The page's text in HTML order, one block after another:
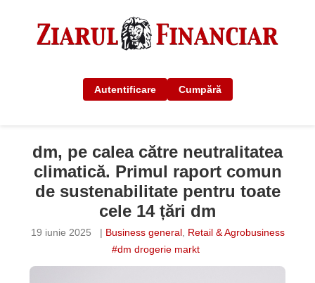
Autentificare Cumpără
dm, pe calea către neutralitatea
climatică. Primul raport comun
de sustenabilitate pentru toate
cele 14 țări dm
19 iunie 2025 | Business general, Retail & Agrobusiness
#dm drogerie markt